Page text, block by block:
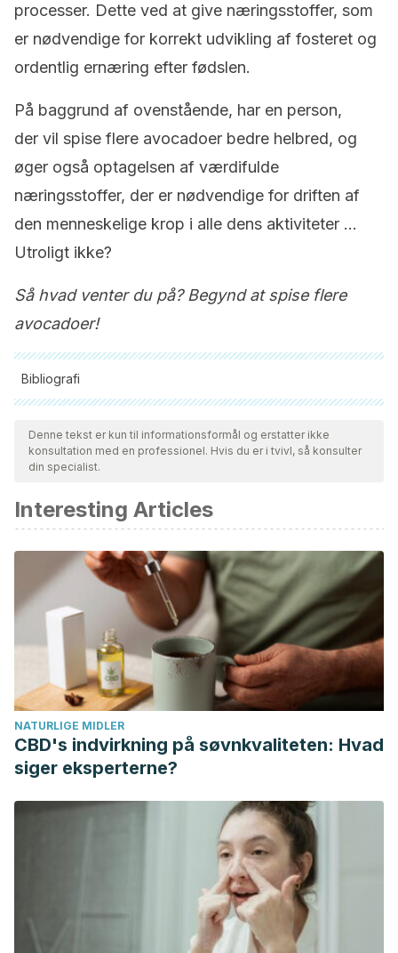
processer. Dette ved at give næringsstoffer, som
er nødvendige for korrekt udvikling af fosteret og
ordentlig ernæring efter fødslen.
På baggrund af ovenstående, har en person,
der vil spise flere avocadoer bedre helbred, og
øger også optagelsen af ​​værdifulde
næringsstoffer, der er nødvendige for driften af ​​
den menneskelige krop i alle dens aktiviteter …
Utroligt ikke?
Så hvad venter du på? Begynd at spise flere
avocadoer!
Bibliografi
Alle citerede kilder blev grundigt gennemgået af vores team
for at sikre deres kvalitet, pålidelighed, aktualitet og validitet.
Bibliografien i denne artikel blev betragtet som pålidelig og af
Fulgoni, V. L., Dreher, M., & Davenport, A. J. (2013).
Avocado consumption is associated with better diet quality
and nutrient intake, and lower metabolic syndrome risk in
US adults: Results from the National Health and Nutrition
Examination Survey (NHANES) 2001-2008. Nutrition
Journal. https://doi.org/10.1186/1475-2891-12-1
Duarte, P. F., Chaves, M. A., Borges, C. D., & Mendonça, C.
R. B. (2017). Avocado: Characteristics, health benefits, and
uses. International News on Fats, Oils and Related
Materials. https://doi.org/10.1590/0103-8478cr20141516
Mahmassani, H. A., Avendano, E. E., Raman, G., & Johnson,
E. J. (2018). Avocado consumption and risk factors for
heart disease: A systematic review and meta-analysis.
American Journal of Clinical Nutrition.
https://doi.org/10.1093/ajcn/nqx078
Alvizouri-Muñoz, M., Carranza-Madrigal, J., Herrera-
Abarca, J. E., Chavez-Carbajal, F., & Amezcua-Gastelum, J.
L. (1992). Effects of avocado as a source of
Denne tekst er kun til informationsformål og erstatter ikke
konsultation med en professionel. Hvis du er i tvivl, så konsulter
din specialist.
Interesting Articles
NATURLIGE MIDLER
CBD's indvirkning på søvnkvaliteten: Hvad
siger eksperterne?